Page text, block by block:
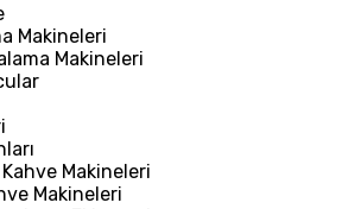
Makineleri
Makineleri
Makineleri
Makineleri